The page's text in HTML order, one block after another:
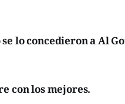
lo concedieron a Al
con los mejores.